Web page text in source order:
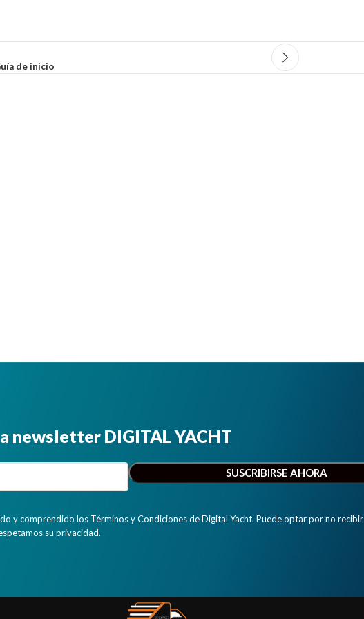
de inicio
newsletter DIGITAL YACHT
y comprendido los Términos y Condiciones de Digital Yacht. Puede optar por no recibir
su privacidad.